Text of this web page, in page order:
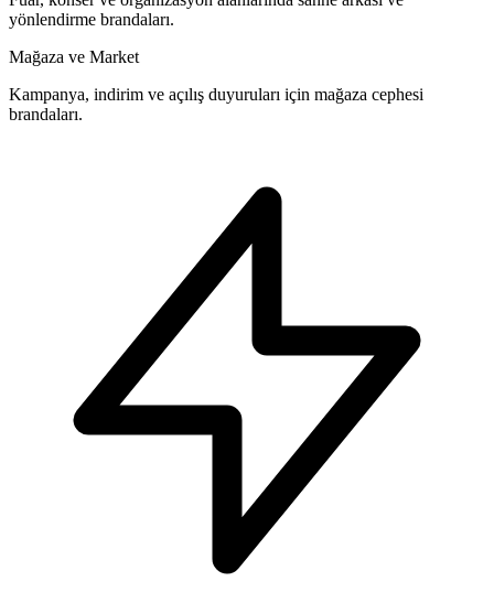
yönlendirme brandaları.
Mağaza ve Market
Kampanya, indirim ve açılış duyuruları için mağaza cephesi
brandaları.